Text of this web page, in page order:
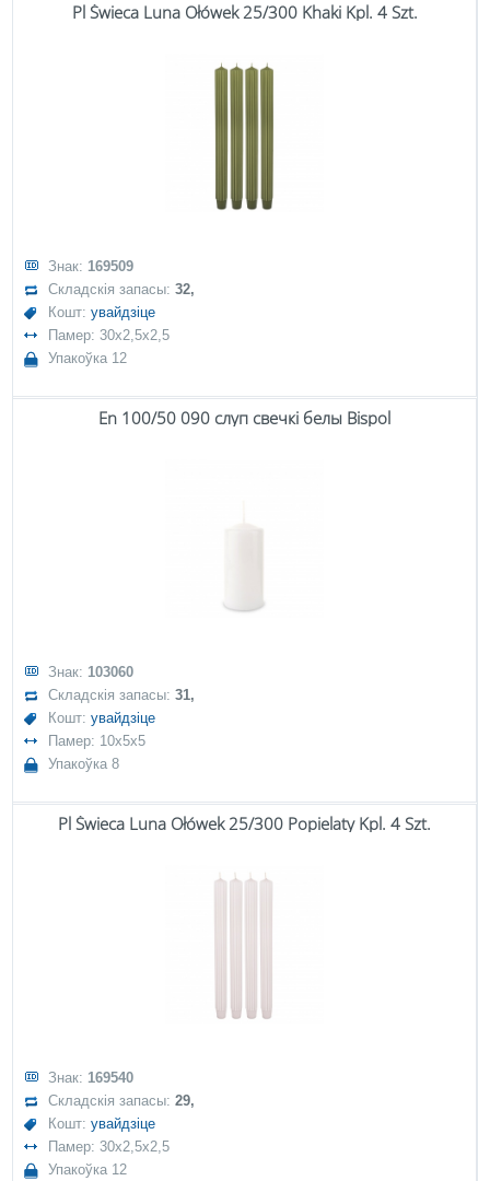
Pl Świeca Luna Ołówek 25/300 Khaki Kpl. 4 Szt.
Знак: 169509
Складскія запасы:32,
Кошт:увайдзіце
Памер: 30x2,5x2,5
Упакоўка 12
En 100/50 090 слуп свечкі белы Bispol
Знак: 103060
Складскія запасы:31,
Кошт:увайдзіце
Памер: 10x5x5
Упакоўка 8
Pl Świeca Luna Ołówek 25/300 Popielaty Kpl. 4 Szt.
Знак: 169540
Складскія запасы:29,
Кошт:увайдзіце
Памер: 30x2,5x2,5
Упакоўка 12